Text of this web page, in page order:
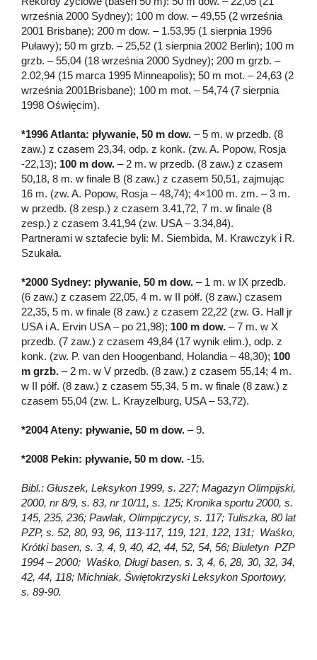
września 2000 Sydney); 100 m dow. – 49,55 (2 września
2001 Brisbane); 200 m dow. – 1.53,95 (1 sierpnia 1996
Puławy); 50 m grzb. – 25,52 (1 sierpnia 2002 Berlin); 100 m
grzb. – 55,04 (18 września 2000 Sydney); 200 m grzb. –
2.02,94 (15 marca 1995 Minneapolis); 50 m mot. – 24,63 (2
września 2001Brisbane); 100 m mot. – 54,74 (7 sierpnia
1998 Oświęcim).
*1996 Atlanta: pływanie, 50 m dow. – 5 m. w przedb. (8
zaw.) z czasem 23,34, odp. z konk. (zw. A. Popow, Rosja
-22,13); 100 m dow. – 2 m. w przedb. (8 zaw.) z czasem
50,18, 8 m. w finale B (8 zaw.) z czasem 50,51, zajmując
16 m. (zw. A. Popow, Rosja – 48,74); 4×100 m. zm. – 3 m.
w przedb. (8 zesp.) z czasem 3.41,72, 7 m. w finale (8
zesp.) z czasem 3.41,94 (zw. USA – 3.34,84).
Partnerami w sztafecie byli: M. Siembida, M. Krawczyk i R.
Szukała.
*2000 Sydney: pływanie, 50 m dow. – 1 m. w IX przedb.
(6 zaw.) z czasem 22,05, 4 m. w II półf. (8 zaw.) czasem
22,35, 5 m. w finale (8 zaw.) z czasem 22,22 (zw. G. Hall jr
USA i A. Ervin USA – po 21,98); 100 m dow. – 7 m. w X
przedb. (7 zaw.) z czasem 49,84 (17 wynik elim.), odp. z
konk. (zw. P. van den Hoogenband, Holandia – 48,30); 100
m grzb. – 2 m. w V przedb. (8 zaw.) z czasem 55,14; 4 m.
w II półf. (8 zaw.) z czasem 55,34, 5 m. w finale (8 zaw.) z
czasem 55,04 (zw. L. Krayzelburg, USA – 53,72).
*2004 Ateny: pływanie, 50 m dow. – 9.
*2008 Pekin: pływanie, 50 m dow. -15.
Bibl.: Głuszek, Leksykon 1999, s. 227; Magazyn Olimpijski,
2000, nr 8/9, s. 83, nr 10/11, s. 125; Kronika sportu 2000, s.
145, 235, 236; Pawlak, Olimpijczycy, s. 117; Tuliszka, 80 lat
PZP, s. 52, 80, 93, 96, 113-117, 119, 121, 122, 131; Waśko,
Krótki basen, s. 3, 4, 9, 40, 42, 44, 52, 54, 56; Biuletyn PZP
1994 – 2000; Waśko, Długi basen, s. 3, 4, 6, 28, 30, 32, 34,
42, 44, 118; Michniak, Świętokrzyski Leksykon Sportowy,
s. 89-90.